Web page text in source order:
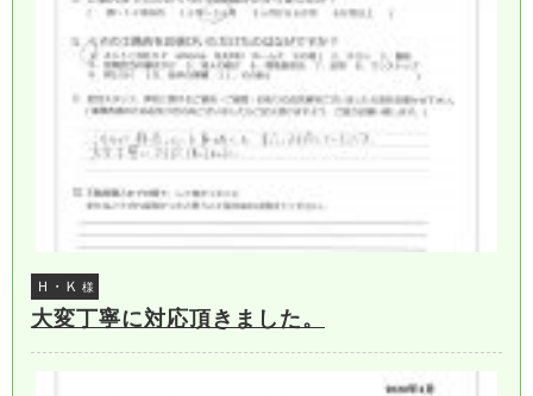
Ｈ・Ｋ 様
大変丁寧に対応頂きました。